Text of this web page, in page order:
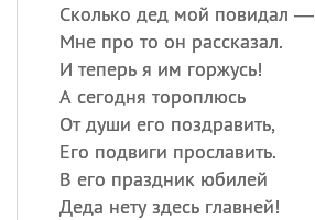
Сколько дед мой повидал —
Мне про то он рассказал.
И теперь я им горжусь!
А сегодня тороплюсь
От души его поздравить,
Его подвиги прославить.
В его праздник юбилей
Деда нету здесь главней!